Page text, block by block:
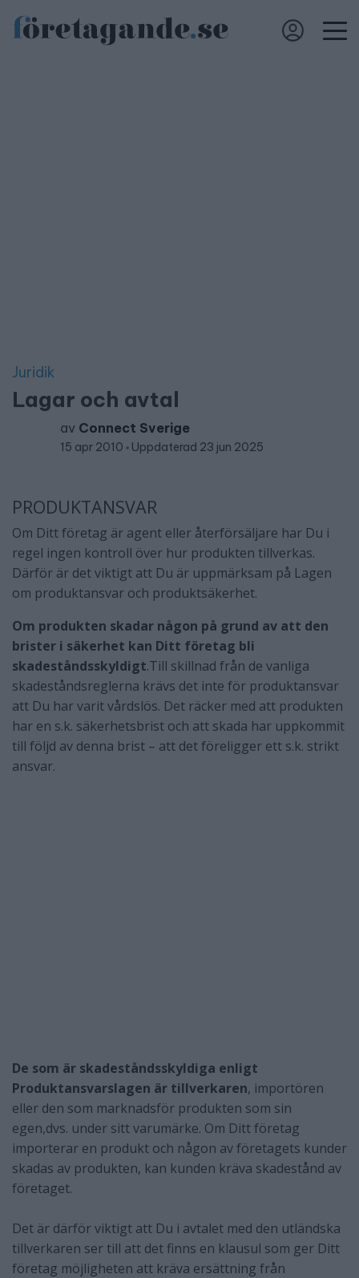
Juridik
Lagar och avtal
av Connect Sverige
15 apr 2010 Uppdaterad 23 jun 2025
PRODUKTANSVAR
Om Ditt företag är agent eller återförsäljare har Du i
regel ingen kontroll över hur produkten tillverkas.
Därför är det viktigt att Du är uppmärksam på Lagen
om produktansvar och produktsäkerhet.
Om produkten skadar någon på grund av att den
brister i säkerhet kan Ditt företag bli
skadeståndsskyldigt.Till skillnad från de vanliga
skadeståndsreglerna krävs det inte för produktansvar
att Du har varit vårdslös. Det räcker med att produkten
har en s.k. säkerhetsbrist och att skada har uppkommit
till följd av denna brist – att det föreligger ett s.k. strikt
ansvar.
De som är skadeståndsskyldiga enligt
Produktansvarslagen är tillverkaren, importören
eller den som marknadsför produkten som sin
egen,dvs. under sitt varumärke. Om Ditt företag
importerar en produkt och någon av företagets kunder
skadas av produkten, kan kunden kräva skadestånd av
företaget.
Det är därför viktigt att Du i avtalet med den utländska
tillverkaren ser till att det finns en klausul som ger Ditt
företag möjligheten att kräva ersättning från